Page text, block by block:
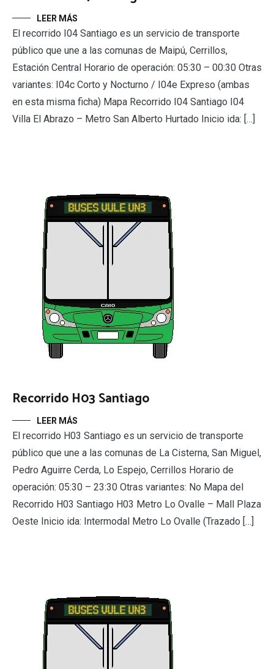
LEER MÁS
El recorrido I04 Santiago es un servicio de transporte
público que une a las comunas de Maipú, Cerrillos,
Estación Central Horario de operación: 05:30 – 00:30 Otras
variantes: I04c Corto y Nocturno / I04e Expreso (ambas
en esta misma ficha) Mapa Recorrido I04 Santiago I04
Villa El Abrazo – Metro San Alberto Hurtado Inicio ida: […]
Recorrido H03 Santiago
LEER MÁS
El recorrido H03 Santiago es un servicio de transporte
público que une a las comunas de La Cisterna, San Miguel,
Pedro Aguirre Cerda, Lo Espejo, Cerrillos Horario de
operación: 05:30 – 23:30 Otras variantes: No Mapa del
Recorrido H03 Santiago H03 Metro Lo Ovalle – Mall Plaza
Oeste Inicio ida: Intermodal Metro Lo Ovalle (Trazado […]